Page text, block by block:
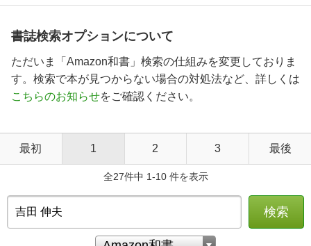
書誌検索オプションについて
ただいま「Amazon和書」検索の仕組みを変更しておりま
す。検索で本が見つからない場合の対処法など、詳しくは
こちらのお知らせをご確認ください。
最初 1 2 3 最後
全27件中 1-10 件を表示
検索